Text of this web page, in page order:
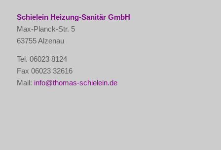
Schielein Heizung-Sanitär GmbH
Max-Planck-Str. 5
63755 Alzenau
Tel. 06023 8124
Fax 06023 32616
Mail: info@thomas-schielein.de